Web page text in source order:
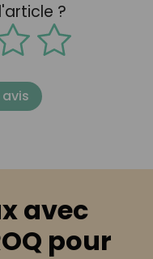
?
avec
pour